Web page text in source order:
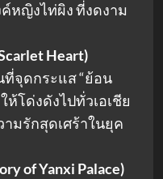
หญิงไท่ผิง ที่งดงาม
Heart)
จุดกระแส “ย้อน
ห้โด่งดังไปทั่วเอเชีย
ามรักสุดเศร้าในยุค
of Yanxi Palace)